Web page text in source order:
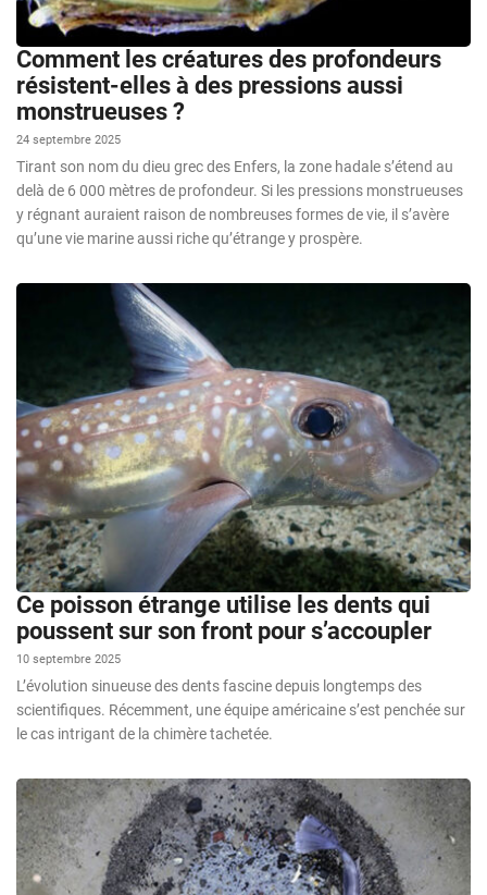
Comment les créatures des profondeurs
résistent-elles à des pressions aussi
monstrueuses ?
24 septembre 2025
Tirant son nom du dieu grec des Enfers, la zone hadale s’étend au
delà de 6 000 mètres de profondeur. Si les pressions monstrueuses
y régnant auraient raison de nombreuses formes de vie, il s’avère
qu’une vie marine aussi riche qu’étrange y prospère.
Ce poisson étrange utilise les dents qui
poussent sur son front pour s’accoupler
10 septembre 2025
L’évolution sinueuse des dents fascine depuis longtemps des
scientifiques. Récemment, une équipe américaine s’est penchée sur
le cas intrigant de la chimère tachetée.